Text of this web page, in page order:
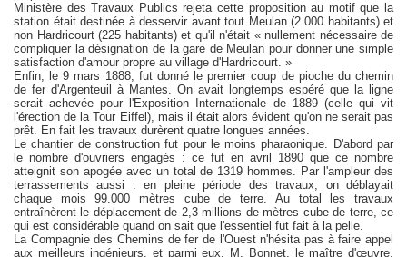
Ministère des Travaux Publics rejeta cette proposition au motif que la
station était destinée à desservir avant tout Meulan (2.000 habitants) et
non Hardricourt (225 habitants) et qu'il n'était « nullement nécessaire de
compliquer la désignation de la gare de Meulan pour donner une simple
satisfaction d'amour propre au village d'Hardricourt. »
Enfin, le 9 mars 1888, fut donné le premier coup de pioche du chemin
de fer d'Argenteuil à Mantes. On avait longtemps espéré que la ligne
serait achevée pour l'Exposition Internationale de 1889 (celle qui vit
l'érection de la Tour Eiffel), mais il était alors évident qu'on ne serait pas
prêt. En fait les travaux durèrent quatre longues années.
Le chantier de construction fut pour le moins pharaonique. D'abord par
le nombre d'ouvriers engagés : ce fut en avril 1890 que ce nombre
atteignit son apogée avec un total de 1319 hommes. Par l'ampleur des
terrassements aussi : en pleine période des travaux, on déblayait
chaque mois 99.000 mètres cube de terre. Au total les travaux
entraînèrent le déplacement de 2,3 millions de mètres cube de terre, ce
qui est considérable quand on sait que l'essentiel fut fait à la pelle.
La Compagnie des Chemins de fer de l'Ouest n'hésita pas à faire appel
aux meilleurs ingénieurs, et parmi eux, M. Bonnet, le maître d'œuvre,